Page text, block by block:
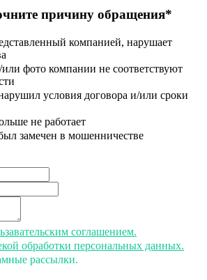
причину обращения*
компанией, нарушает
фото компании не соответствуют
условия договора и/или сроки
не работает
замечен в мошенничестве
соглашением.
обработки персональных данных.
рассылки.